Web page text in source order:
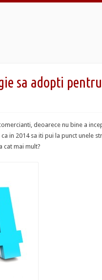
sa adopti
deoarece nu bine a
in 2014 sa iti pui la punct unele
cat mai mult?